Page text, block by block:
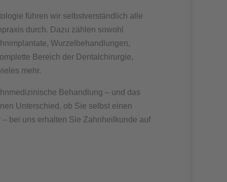
führen wir selbstverständlich alle
durch. Dazu zählen sowohl
Wurzelbehandlungen,
Bereich der Dentalchirurgie,
mehr.
Behandlung – und das
Unterschied, ob Sie selbst einen
bei uns erhalten Sie Zahnheilkunde auf